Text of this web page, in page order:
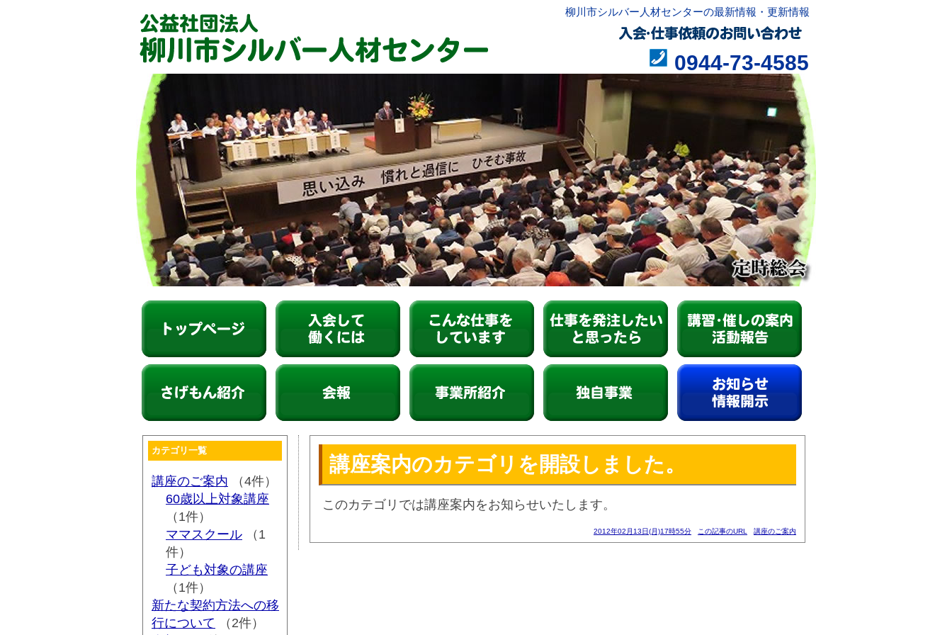
柳川市シルバー人材センターの最新情報・更新情報
0944-73-4585
柳川市シルバー人材センター 入会して働くには こんな仕事をしています 仕事を発注したいと思ったら
講習、催しのご案内・活動報
講座案内のカテゴリを開設しました。
このカテゴリでは講座案内をお知らせいたします。
2012年02月13日(月)17時55分 この記事のURL 講座のご案内
カテゴリ一覧
講座のご案内 （4件）
60歳以上対象講座
（1件）
ママスクール （1
件）
子ども対象の講座
（1件）
新たな契約方法への移
行について （2件）